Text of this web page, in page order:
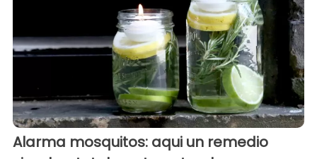
Alarma mosquitos: aqui un remedio